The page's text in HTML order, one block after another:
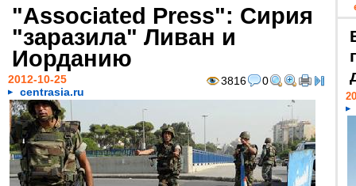
"Associated Press": Сирия
"заразила" Ливан и
Иорданию
3816 0
2012-10-25
centrasia.ru